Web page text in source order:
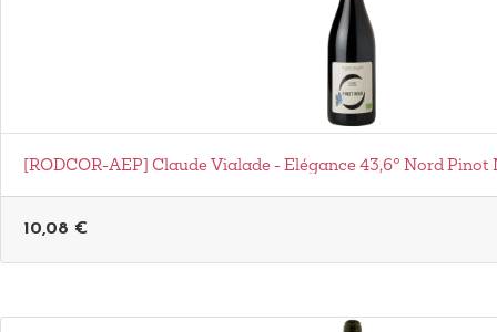
[RODCOR-AEP] Claude Vialade - Elégance 43,6° Nord Pinot
10,08 €